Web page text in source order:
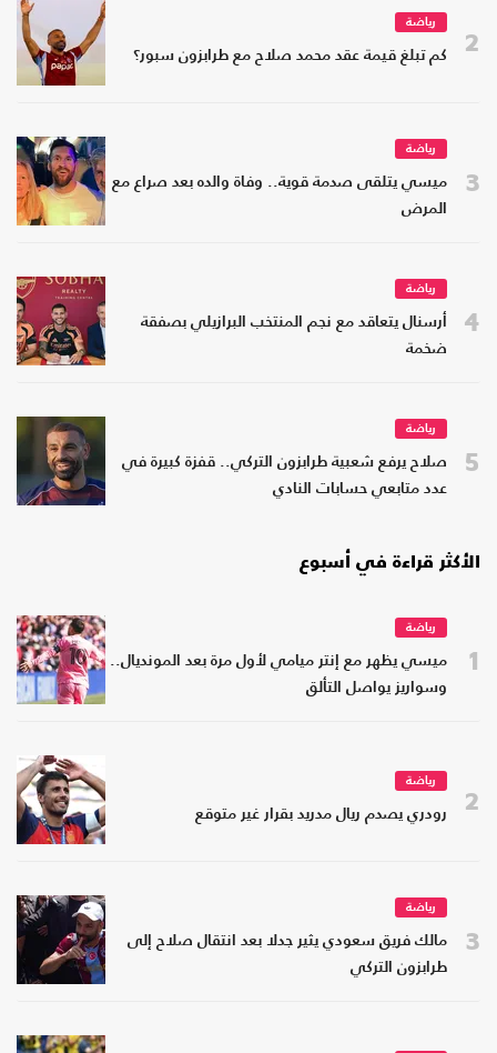
2
رياضة
كم تبلغ قيمة عقد محمد صلاح مع طرابزون سبور؟
3
رياضة
ميسي يتلقى صدمة قوية.. وفاة والده بعد صراع مع
المرض
4
رياضة
أرسنال يتعاقد مع نجم المنتخب البرازيلي بصفقة
ضخمة
5
رياضة
صلاح يرفع شعبية طرابزون التركي.. قفزة كبيرة في
عدد متابعي حسابات النادي
الأكثر قراءة في أسبوع
1
رياضة
ميسي يظهر مع إنتر ميامي لأول مرة بعد المونديال..
وسواريز يواصل التألق
2
رياضة
رودري يصدم ريال مدريد بقرار غير متوقع
3
رياضة
مالك فريق سعودي يثير جدلا بعد انتقال صلاح إلى
طرابزون التركي